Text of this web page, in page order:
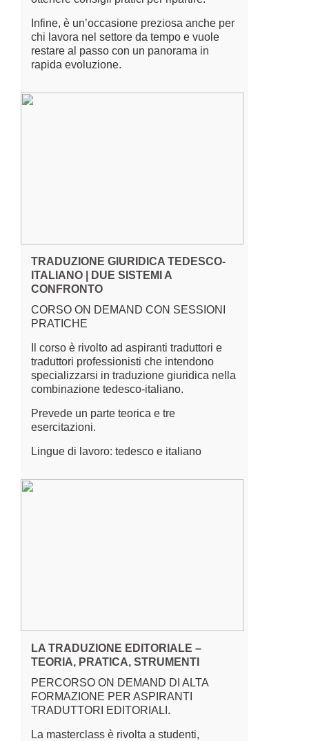
Infine, è un’occasione preziosa anche per
chi lavora nel settore da tempo e vuole
restare al passo con un panorama in
rapida evoluzione.
TRADUZIONE GIURIDICA TEDESCO-
ITALIANO | DUE SISTEMI A
CONFRONTO
CORSO ON DEMAND CON SESSIONI
PRATICHE
Il corso è rivolto ad aspiranti traduttori e
traduttori professionisti che intendono
specializzarsi in traduzione giuridica nella
combinazione tedesco-italiano.
Prevede un parte teorica e tre
esercitazioni.
Lingue di lavoro: tedesco e italiano
LA TRADUZIONE EDITORIALE –
TEORIA, PRATICA, STRUMENTI
PERCORSO ON DEMAND DI ALTA
FORMAZIONE PER ASPIRANTI
TRADUTTORI EDITORIALI.
La masterclass è rivolta a studenti,